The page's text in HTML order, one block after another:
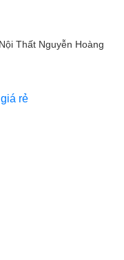
Thất Nguyễn Hoàng